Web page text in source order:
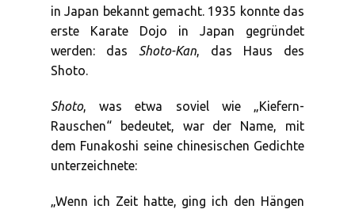
in Japan bekannt gemacht. 1935 konnte das
erste Karate Dojo in Japan gegründet
werden: das Shoto-Kan, das Haus des
Shoto.
Shoto, was etwa soviel wie „Kiefern-
Rauschen“ bedeutet, war der Name, mit
dem Funakoshi seine chinesischen Gedichte
unterzeichnete:
„Wenn ich Zeit hatte, ging ich den Hängen